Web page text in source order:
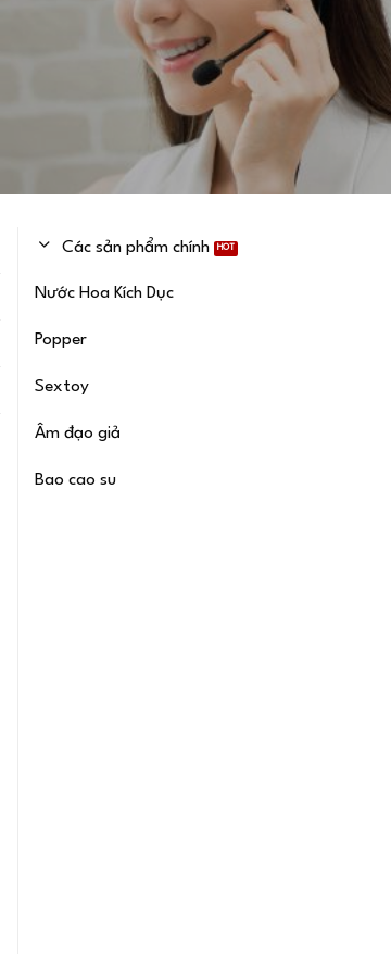
Các sản phẩm chính
Nước Hoa Kích Dục
Popper
Sextoy
Âm đạo giả
Bao cao su